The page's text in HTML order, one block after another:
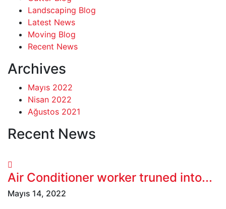
Landscaping Blog
Latest News
Moving Blog
Recent News
Archives
Mayıs 2022
Nisan 2022
Ağustos 2021
Recent News
Air Conditioner worker truned into...
Mayıs 14, 2022